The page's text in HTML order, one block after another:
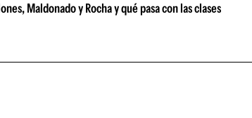
Maldonado y Rocha y qué pasa con las clases